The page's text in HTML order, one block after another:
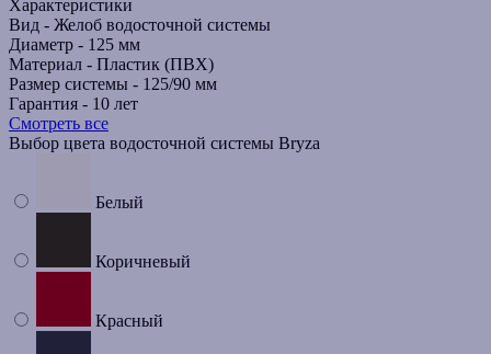
Характеристики
Вид - Желоб водосточной системы
Диаметр - 125 мм
Материал - Пластик (ПВХ)
Размер системы - 125/90 мм
Гарантия - 10 лет
Смотреть все
Выбор цвета водосточной системы Bryza
Белый
Коричневый
Красный